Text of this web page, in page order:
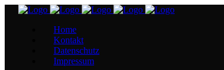
Home
Kontakt
Datenschutz
Impressum